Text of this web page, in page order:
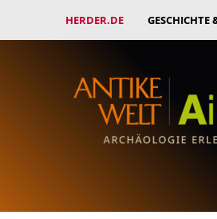
HERDER.DE GESCHICHTE